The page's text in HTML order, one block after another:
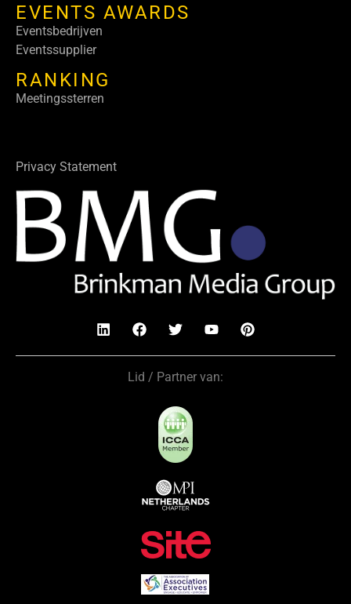
EVENTS AWARDS
Eventsbedrijven
Eventssupplier
RANKING
Meetingssterren
Privacy Statement
Lid / Partner van: